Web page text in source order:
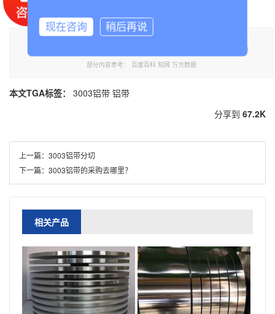
https://www.tclvban.com//lvdainews/191.html，需要3003铝带,铝带可联系我们！
部分内容参考：
百度百科 知网 万方数据
本文TGA标签： 3003铝带 铝带
分享到 67.2K
上一篇： 3003铝带分切
下一篇： 3003铝带的采购去哪里？
相关产品
现在咨询 稍后再说